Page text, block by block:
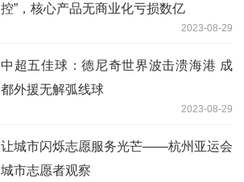
控”，核心产品无商业化亏损数亿
2023-08-29
中超五佳球：德尼奇世界波击溃海港 成
都外援无解弧线球
2023-08-29
让城市闪烁志愿服务光芒——杭州亚运会
城市志愿者观察